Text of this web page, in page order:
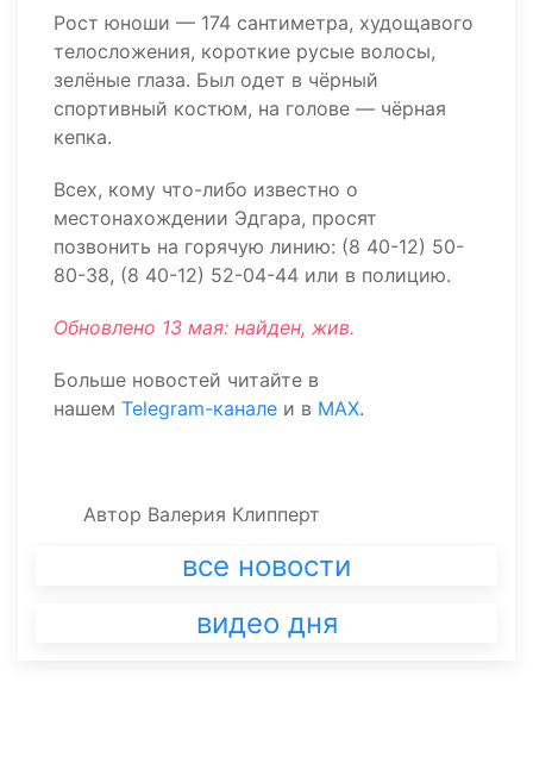
Рост юноши — 174 сантиметра, худощавого
телосложения, короткие русые волосы,
зелёные глаза. Был одет в чёрный
спортивный костюм, на голове — чёрная
кепка.
Всех, кому что-либо известно о
местонахождении Эдгара, просят
позвонить на горячую линию: (8 40-12) 50-
80-38, (8 40-12) 52-04-44 или в полицию.
Обновлено 13 мая: найден, жив.
Больше новостей читайте в
нашем Telegram-канале и в MAX.
Автор Валерия Клипперт
все новости
видео дня